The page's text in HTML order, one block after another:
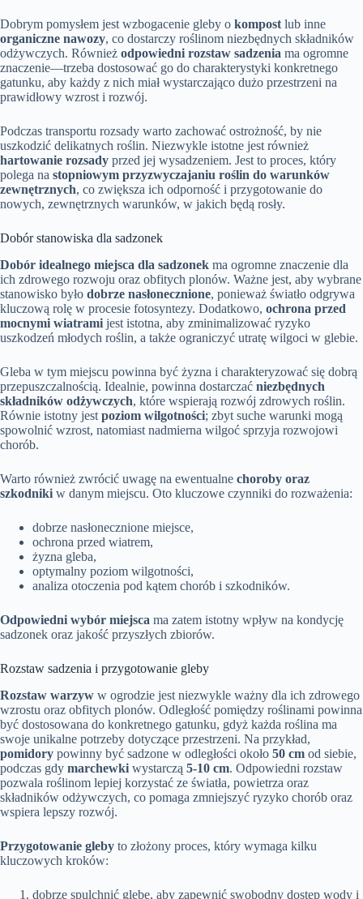
Dobrym pomysłem jest wzbogacenie gleby o kompost lub inne
organiczne nawozy, co dostarczy roślinom niezbędnych składników
odżywczych. Również odpowiedni rozstaw sadzenia ma ogromne
znaczenie—trzeba dostosować go do charakterystyki konkretnego
gatunku, aby każdy z nich miał wystarczająco dużo przestrzeni na
prawidłowy wzrost i rozwój.
Podczas transportu rozsady warto zachować ostrożność, by nie
uszkodzić delikatnych roślin. Niezwykle istotne jest również
hartowanie rozsady przed jej wysadzeniem. Jest to proces, który
polega na stopniowym przyzwyczajaniu roślin do warunków
zewnętrznych, co zwiększa ich odporność i przygotowanie do
nowych, zewnętrznych warunków, w jakich będą rosły.
Dobór stanowiska dla sadzonek
Dobór idealnego miejsca dla sadzonek ma ogromne znaczenie dla
ich zdrowego rozwoju oraz obfitych plonów. Ważne jest, aby wybrane
stanowisko było dobrze nasłonecznione, ponieważ światło odgrywa
kluczową rolę w procesie fotosyntezy. Dodatkowo, ochrona przed
mocnymi wiatrami jest istotna, aby zminimalizować ryzyko
uszkodzeń młodych roślin, a także ograniczyć utratę wilgoci w glebie.
Gleba w tym miejscu powinna być żyzna i charakteryzować się dobrą
przepuszczalnością. Idealnie, powinna dostarczać niezbędnych
składników odżywczych, które wspierają rozwój zdrowych roślin.
Równie istotny jest poziom wilgotności; zbyt suche warunki mogą
spowolnić wzrost, natomiast nadmierna wilgoć sprzyja rozwojowi
chorób.
Warto również zwrócić uwagę na ewentualne choroby oraz
szkodniki w danym miejscu. Oto kluczowe czynniki do rozważenia:
dobrze nasłonecznione miejsce,
ochrona przed wiatrem,
żyzna gleba,
optymalny poziom wilgotności,
analiza otoczenia pod kątem chorób i szkodników.
Odpowiedni wybór miejsca ma zatem istotny wpływ na kondycję
sadzonek oraz jakość przyszłych zbiorów.
Rozstaw sadzenia i przygotowanie gleby
Rozstaw warzyw w ogrodzie jest niezwykle ważny dla ich zdrowego
wzrostu oraz obfitych plonów. Odległość pomiędzy roślinami powinna
być dostosowana do konkretnego gatunku, gdyż każda roślina ma
swoje unikalne potrzeby dotyczące przestrzeni. Na przykład,
pomidory powinny być sadzone w odległości około 50 cm od siebie,
podczas gdy marchewki wystarczą 5-10 cm. Odpowiedni rozstaw
pozwala roślinom lepiej korzystać ze światła, powietrza oraz
składników odżywczych, co pomaga zmniejszyć ryzyko chorób oraz
wspiera lepszy rozwój.
Przygotowanie gleby to złożony proces, który wymaga kilku
kluczowych kroków:
dobrze spulchnić glebę, aby zapewnić swobodny dostęp wody i